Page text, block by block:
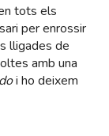
tots els
per enrossir
lligades de
amb una
i ho deixem